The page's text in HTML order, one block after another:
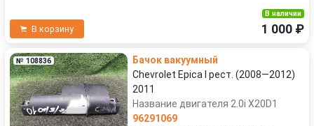
В корзину
В наличии
1 000 ₽
№ 108836
Бачок вакуумный
Chevrolet Epica I рест. (2008—2012)
2011
Название двигателя 2.0i X20D1
96291069